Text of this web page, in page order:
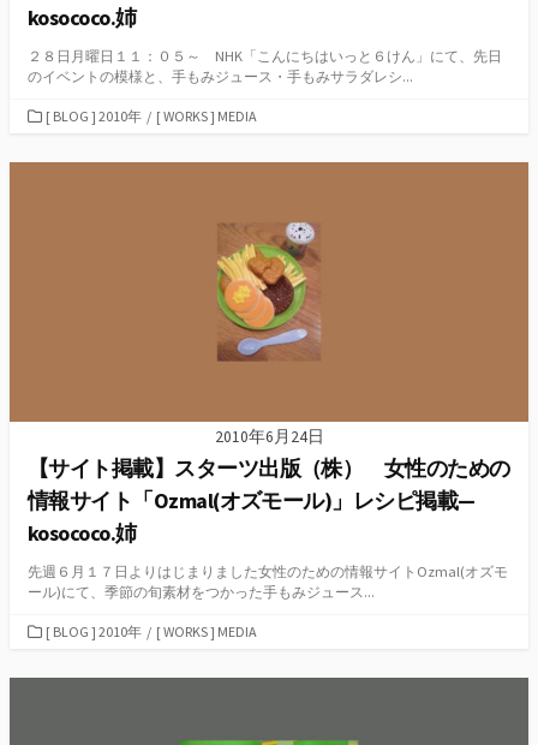
kosococo.姉
２８日月曜日１１：０５～ NHK「こんにちはいっと６けん」にて、先日
のイベントの模様と、手もみジュース・手もみサラダレシ...
カ
ゴ
[ BLOG ] 2010年 / [ WORKS ] MEDIA
2010年6月24日
【サイト掲載】スターツ出版（株） 女性のための
情報サイト「Ozmal(オズモール)」レシピ掲載—
kosococo.姉
先週６月１７日よりはじまりました女性のための情報サイトOzmal(オズモ
ール)にて、季節の旬素材をつかった手もみジュース...
カ
ゴ
[ BLOG ] 2010年 / [ WORKS ] MEDIA